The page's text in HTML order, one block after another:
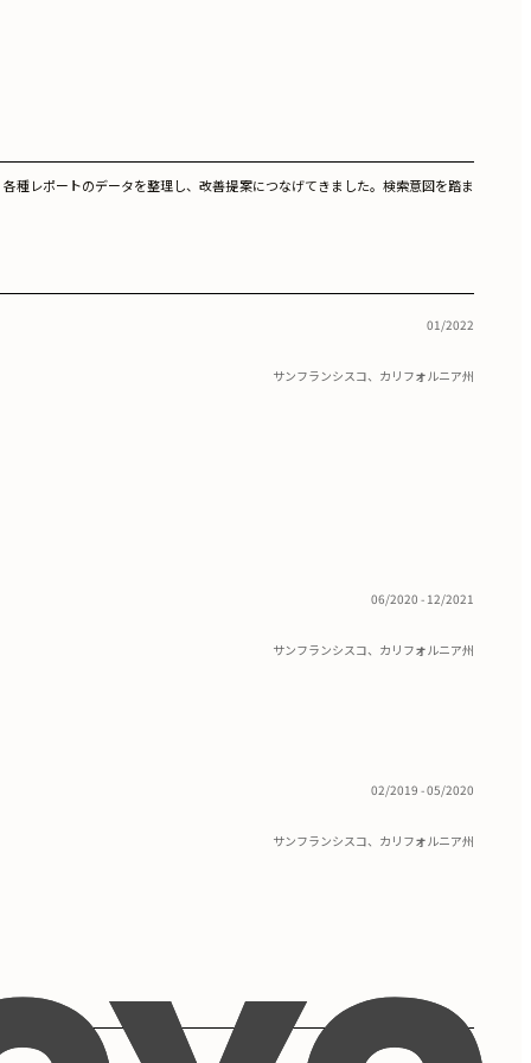
種レポートのデータを整理し、改善提案につなげてきました。検索意図を踏ま
01/2022
サンフランシスコ、カリフォルニア州
06/2020 - 12/2021
サンフランシスコ、カリフォルニア州
02/2019 - 05/2020
サンフランシスコ、カリフォルニア州